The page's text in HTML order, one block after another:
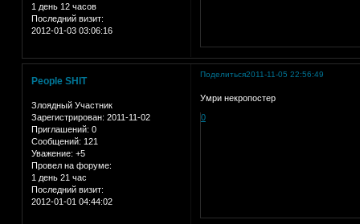
1 день 12 часов
Последний визит:
2012-01-03 03:06:16
Поделиться2011-11-05 22:56:49
People SHIT
Злоядный Участник
Зарегистрирован: 2011-11-02
Приглашений: 0
Сообщений: 121
Уважение: +5
Провел на форуме:
1 день 21 час
Последний визит:
2012-01-01 04:44:02
Умри некропостер
0